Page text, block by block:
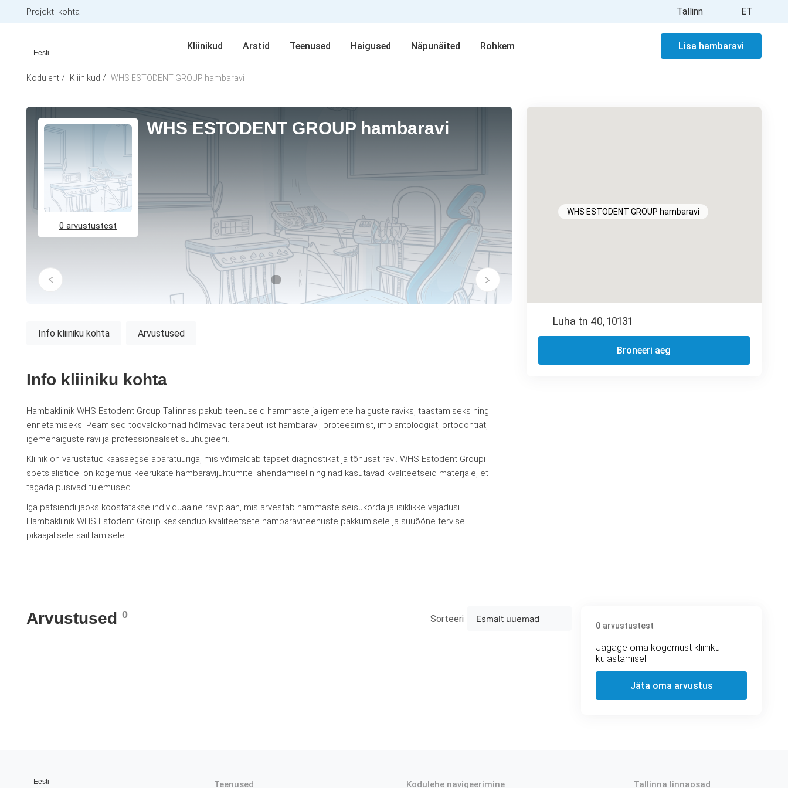
Projekti kohta Tallinn ET
Eesti
Kliinikud Arstid Teenused Haigused Näpunäited Rohkem Lisa hambaravi
Koduleht Kliinikud WHS ESTODENT GROUP hambaravi
0 arvustustest
WHS ESTODENT GROUP hambaravi
WHS ESTODENT GROUP hambaravi
Luha tn 40, 10131
Broneeri aeg
Info kliiniku kohta Arvustused
Info kliiniku kohta
Hambakliinik WHS Estodent Group Tallinnas pakub teenuseid hammaste ja igemete haiguste raviks, taastamiseks ning
ennetamiseks. Peamised töövaldkonnad hõlmavad terapeutilist hambaravi, proteesimist, implantoloogiat, ortodontiat,
igemehaiguste ravi ja professionaalset suuhügieeni.
Kliinik on varustatud kaasaegse aparatuuriga, mis võimaldab täpset diagnostikat ja tõhusat ravi. WHS Estodent Groupi
spetsialistidel on kogemus keerukate hambaravijuhtumite lahendamisel ning nad kasutavad kvaliteetseid materjale, et
tagada püsivad tulemused.
Iga patsiendi jaoks koostatakse individuaalne raviplaan, mis arvestab hammaste seisukorda ja isiklikke vajadusi.
Hambakliinik WHS Estodent Group keskendub kvaliteetsete hambaraviteenuste pakkumisele ja suuõõne tervise
pikaajalisele säilitamisele.
Arvustused 0 Sorteeri Esmalt uuemad
0 arvustustest
Jagage oma kogemust kliiniku
külastamisel
Jäta oma arvustus
Eesti Teenused Kodulehe navigeerimine Tallinna linnaosad